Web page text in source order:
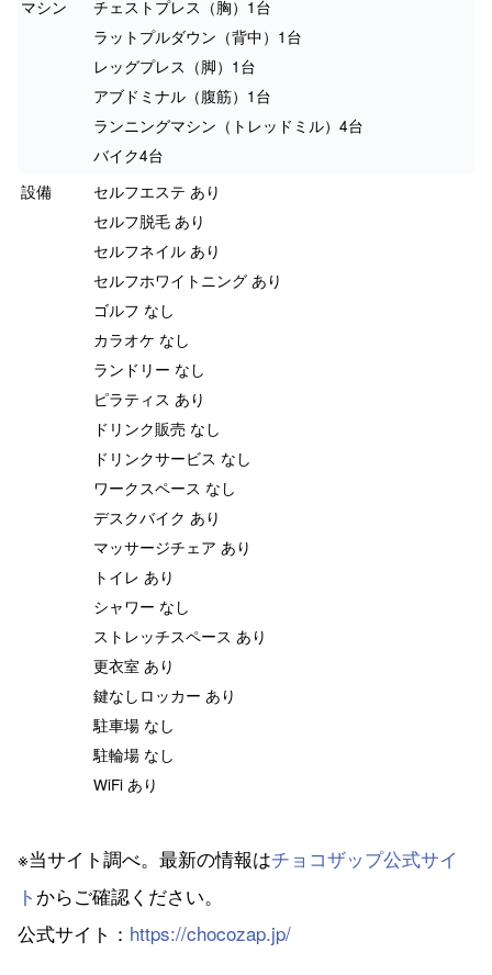
マシン
チェストプレス（胸）1台
ラットプルダウン（背中）1台
レッグプレス（脚）1台
アブドミナル（腹筋）1台
ランニングマシン（トレッドミル）4台
バイク4台
設備
セルフエステ あり
セルフ脱毛 あり
セルフネイル あり
セルフホワイトニング あり
ゴルフ なし
カラオケ なし
ランドリー なし
ピラティス あり
ドリンク販売 なし
ドリンクサービス なし
ワークスペース なし
デスクバイク あり
マッサージチェア あり
トイレ あり
シャワー なし
ストレッチスペース あり
更衣室 あり
鍵なしロッカー あり
駐車場 なし
駐輪場 なし
WiFi あり
※当サイト調べ。最新の情報はチョコザップ公式サイ
ト からご確認ください。
公式サイト： https://chocozap.jp/